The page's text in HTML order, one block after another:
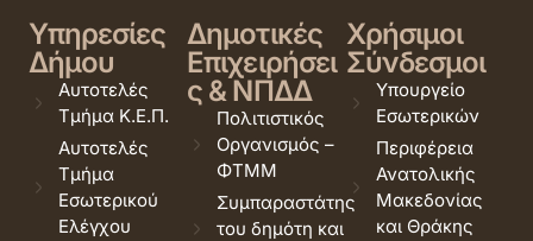
Υπηρεσίες
Δήμου
Αυτοτελές
Τμήμα Κ.Ε.Π.
Αυτοτελές
Τμήμα
Εσωτερικού
Ελέγχου
Δημοτικές
Επιχειρήσει
ς & ΝΠΔΔ
Πολιτιστικός
Οργανισμός –
ΦΤΜΜ
Συμπαραστάτης
του δημότη και
Χρήσιμοι
Σύνδεσμοι
Υπουργείο
Εσωτερικών
Περιφέρεια
Ανατολικής
Μακεδονίας
και Θράκης